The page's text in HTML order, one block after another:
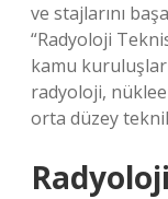
ve stajlarını
“Radyoloji
kamu
radyoloji,
orta düzey